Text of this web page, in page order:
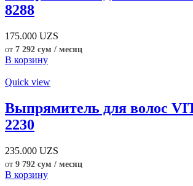
8288
175.000 UZS
от 7 292 сум / месяц
В корзину
Quick view
Выпрямитель для волос
2230
235.000 UZS
от 9 792 сум / месяц
В корзину